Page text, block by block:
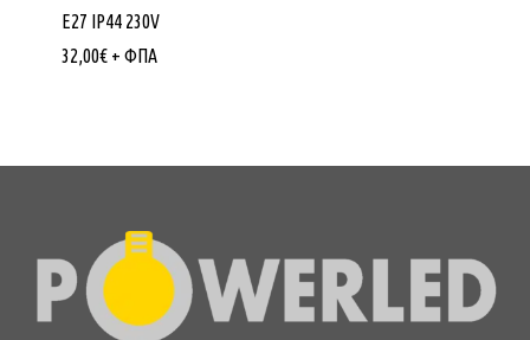
E27 IP44 230V
32,00€ + ΦΠΑ